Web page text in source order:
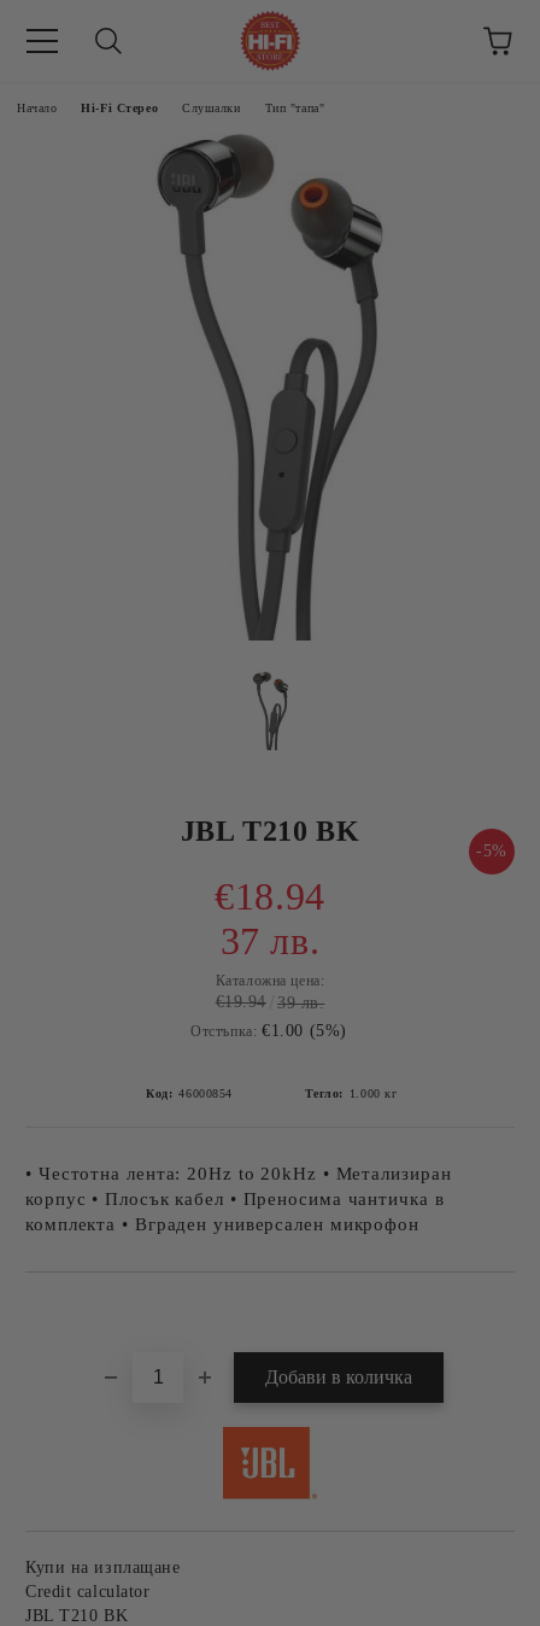
Начало Hi-Fi Стерео Слушалки Тип "тапа"
JBL T210 BK
-5%
€18.94
37 лв.
Каталожна цена:
€19.94 39 лв.
Отстъпка: €1.00 (5%)
Код: 46000854 Тегло: 1.000 кг
• Честотна лента: 20Hz to 20kHz • Метализиран
корпус • Плосък кабел • Преносима чантичка в
комплекта • Вграден универсален микрофон
Купи на изплащане
Credit calculator
JBL T210 BK